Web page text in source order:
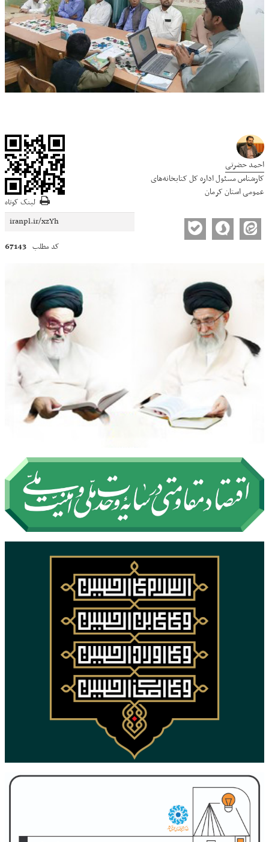
احمد حضرتی
کارشناس مسئول اداره کل کتابخانه‌های
عمومی استان کرمان
لینک کوتاه
کد مطلب 67143